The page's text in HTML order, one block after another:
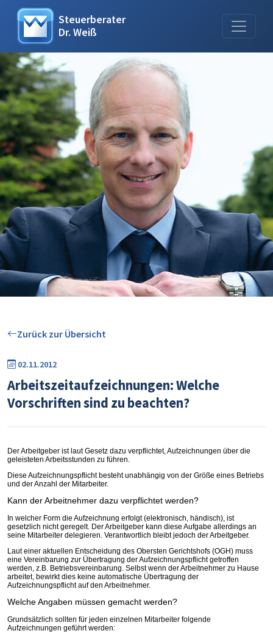
Steuerberater
Dr. Weiß
Zurück zur Übersicht
02.11.2012
Arbeitszeitaufzeichnungen: Welche
Vorschriften sind zu beachten?
Der Arbeitgeber ist laut Gesetz dazu verpflichtet, Aufzeichnungen über die
geleisteten Arbeitsstunden zu führen.
Diese Aufzeichnungspflicht besteht unabhängig von der Größe eines Betriebs
und der Anzahl der Mitarbeiter.
Kann der Arbeitnehmer dazu verpflichtet werden?
In welcher Form die Aufzeichnung erfolgt (elektronisch, händisch), ist
gesetzlich nicht geregelt. Der Arbeitgeber kann diese Aufgabe allerdings an
seine Mitarbeiter delegieren. Verantwortlich bleibt jedoch der Arbeitgeber.
Laut einer aktuellen Entscheidung des Obersten Gerichtshofs (OGH) muss
eine Vereinbarung zur Übertragung der Aufzeichnungspflicht getroffen
werden, z.B. Betriebsvereinbarung. Selbst wenn der Arbeitnehmer zu Hause
arbeitet, bewirkt dies keine automatische Übertragung der
Aufzeichnungspflicht auf den Arbeitnehmer.
Welche Angaben müssen gemacht werden?
Grundsätzlich sollten für jeden einzelnen Mitarbeiter folgende
Aufzeichnungen geführt werden: